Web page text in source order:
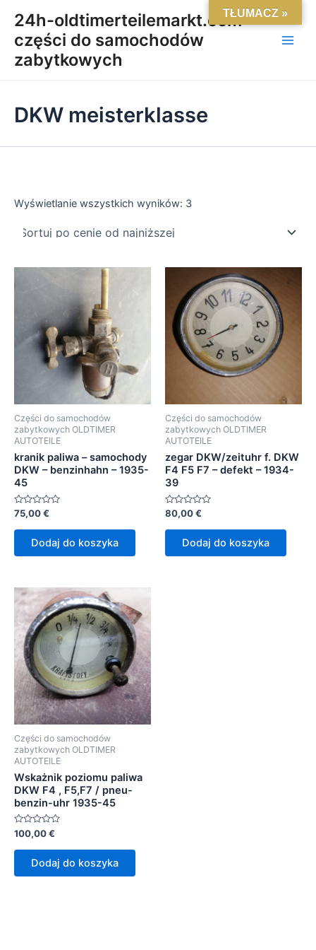
content
24h-oldtimerteilemarkt.com-
części do samochodów
zabytkowych
Main
DKW meisterklasse
Wyświetlanie wszystkich wyników: 3
według
ceny:
od
niskiej
Części do samochodów
zabytkowych OLDTIMER
AUTOTEILE
kranik paliwa – samochody
DKW – benzinhahn – 1935-
45
Oceniono
na
75,00€
Dodaj do koszyka
Części do samochodów
zabytkowych OLDTIMER
AUTOTEILE
zegar DKW/zeituhr f. DKW
F4 F5 F7 – defekt – 1934-
39
Oceniono
na
80,00€
Dodaj do koszyka
Części do samochodów
zabytkowych OLDTIMER
AUTOTEILE
Wskażnik poziomu paliwa
DKW F4 , F5,F7 / pneu-
benzin-uhr 1935-45
Oceniono
0
na
100,00€
Dodaj do koszyka
TŁUMACZ »